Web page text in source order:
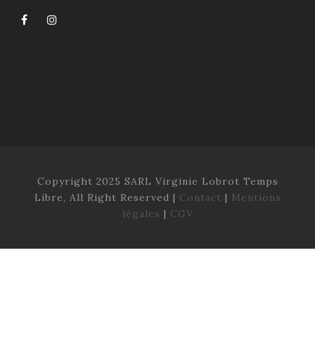
Copyright 2025 SARL Virginie Lobrot Temps
Libre, All Right Reserved | Contact | Mentions
légales | CGV